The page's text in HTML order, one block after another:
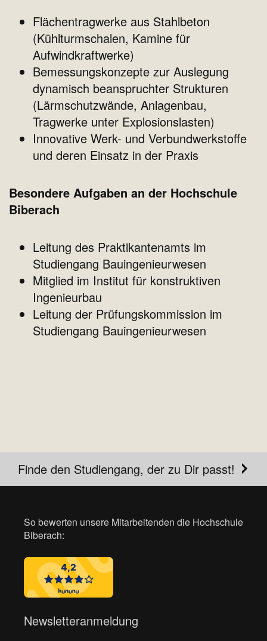
Flächentragwerke aus Stahlbeton
(Kühlturmschalen, Kamine für
Aufwindkraftwerke)
Bemessungskonzepte zur Auslegung
dynamisch beanspruchter Strukturen
(Lärmschutzwände, Anlagenbau,
Tragwerke unter Explosionslasten)
Innovative Werk- und Verbundwerkstoffe
und deren Einsatz in der Praxis
Besondere Aufgaben an der Hochschule
Biberach
Leitung des Praktikantenamts im
Studiengang Bauingenieurwesen
Mitglied im Institut für konstruktiven
Ingenieurbau
Leitung der Prüfungskommission im
Studiengang Bauingenieurwesen
Finde den Studiengang, der zu Dir passt!
So bewerten unsere Mitarbeitenden die Hochschule
Biberach:
Newsletteranmeldung